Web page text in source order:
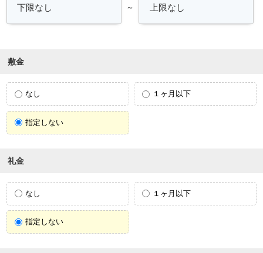
～
敷金
なし １ヶ月以下
指定しない
礼金
なし １ヶ月以下
指定しない